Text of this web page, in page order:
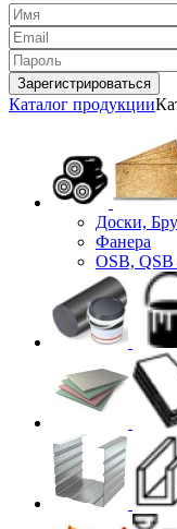
Зарегистрироваться
Каталог продукции
Доски,
Фанера
OSB,